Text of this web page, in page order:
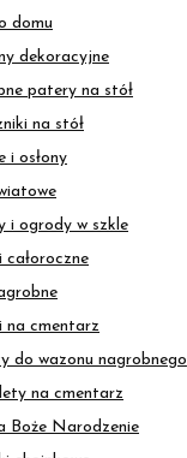
domu
dekoracyjne
patery na stół
na stół
i osłony
i ogrody w szkle
całoroczne
na cmentarz
do wazonu nagrobnego
na cmentarz
Boże Narodzenie